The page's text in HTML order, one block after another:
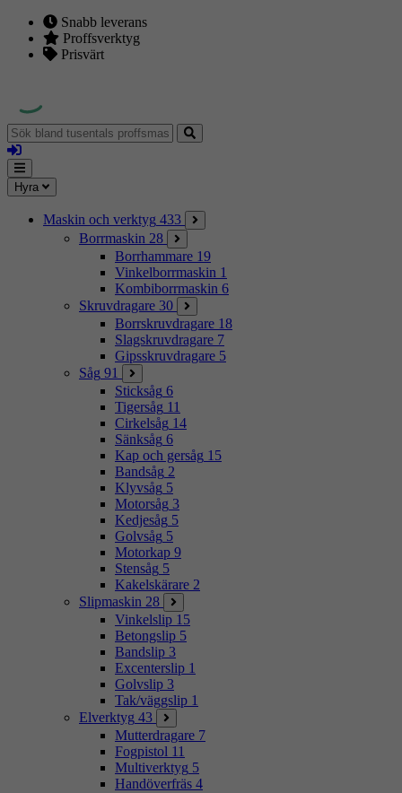
Snabb leverans
Proffsverktyg
Prisvärt
Sök
bland
tusentals
proffsmaskiner
Logga
in
Mina
sidor
Meny
Hyra
Maskin och verktyg 433
Borrmaskin 28
Borrhammare 19
Vinkelborrmaskin 1
Kombiborrmaskin 6
Skruvdragare 30
Borrskruvdragare 18
Slagskruvdragare 7
Gipsskruvdragare 5
Såg 91
Sticksåg 6
Tigersåg 11
Cirkelsåg 14
Sänksåg 6
Kap och gersåg 15
Bandsåg 2
Klyvsåg 5
Motorsåg 3
Kedjesåg 5
Golvsåg 5
Motorkap 9
Stensåg 5
Kakelskärare 2
Slipmaskin 28
Vinkelslip 15
Betongslip 5
Bandslip 3
Excenterslip 1
Golvslip 3
Tak/väggslip 1
Elverktyg 43
Mutterdragare 7
Fogpistol 11
Multiverktyg 5
Handöverfräs 4